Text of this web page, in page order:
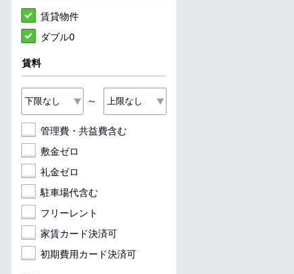
賃貸物件
ダブル0
賃料
～
管理費・共益費含む
敷金ゼロ
礼金ゼロ
駐車場代含む
フリーレント
家賃カード決済可
初期費用カード決済可